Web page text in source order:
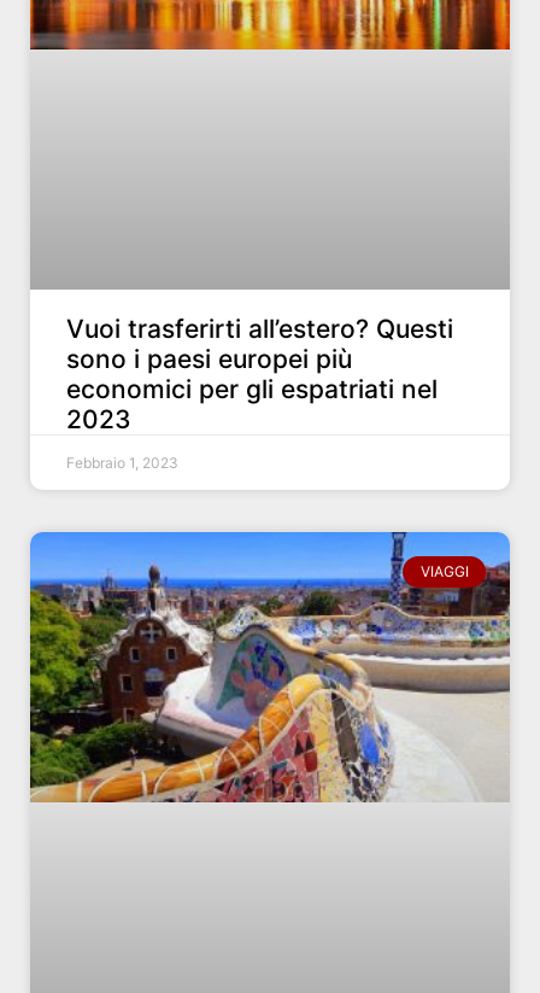
Vuoi trasferirti all’estero? Questi
sono i paesi europei più
economici per gli espatriati nel
2023
Febbraio 1, 2023
VIAGGI